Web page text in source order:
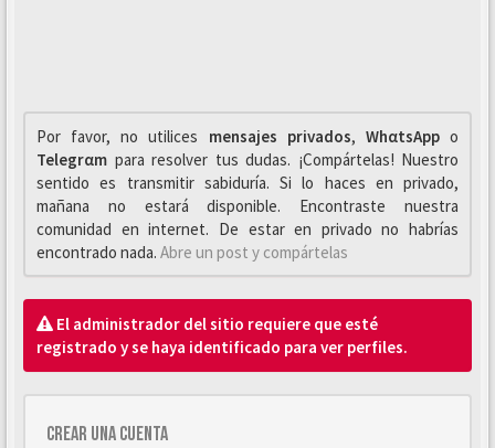
Por favor, no utilices mensajes privados, WhαtsAppo
Telegrαm para resolver tus dudas. ¡Compártelas! Nuestro
sentido es transmitir sabiduría. Si lo haces en privado,
mañana no estará disponible. Encontraste nuestra
comunidad en internet. De estar en privado no habrías
encontrado nada. Abre un post y compártelas
El administrador del sitio requiere que esté
registrado y se haya identificado para ver perfiles.
Crear una cuenta